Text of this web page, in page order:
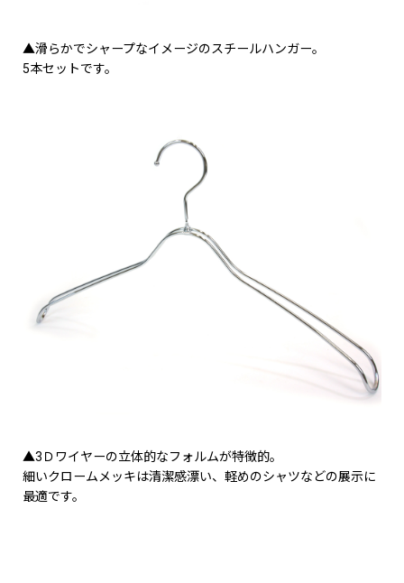
▲滑らかでシャープなイメージのスチールハンガー。
5本セットです。
▲3Ｄワイヤーの立体的なフォルムが特徴的。
細いクロームメッキは清潔感漂い、軽めのシャツなどの展示に
最適です。